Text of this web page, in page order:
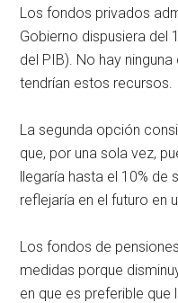
Los fondos privados
Gobierno dispusiera del
del PIB). No hay
tendrían estos recursos.
La segunda opción
que, por una sola vez,
llegaría hasta el 10% de
reflejaría en el futuro en
Los fondos de
medidas porque
en que es preferible que